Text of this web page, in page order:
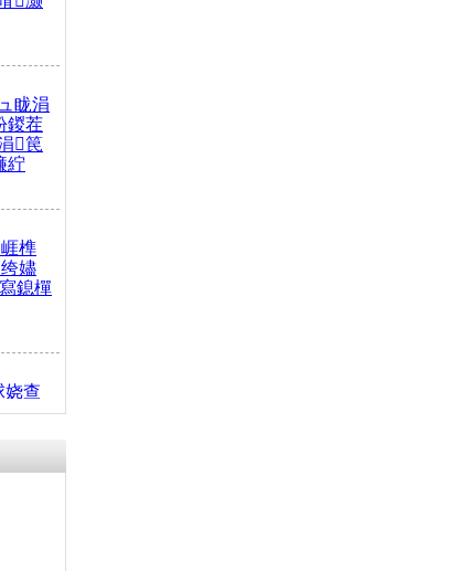
眬涓
鍐茬
笢
紵
榫
嬧
鎴樿
娆查
腑鍥
呰